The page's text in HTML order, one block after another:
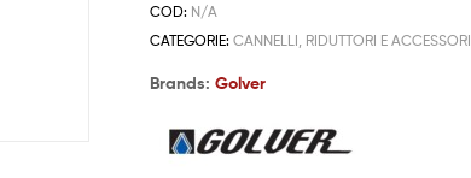
COD: N/A
CATEGORIE:CANNELLI, RIDUTTORI E ACCESSORI
Brands:Golver